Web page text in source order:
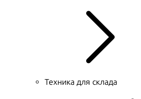
Техника для склада